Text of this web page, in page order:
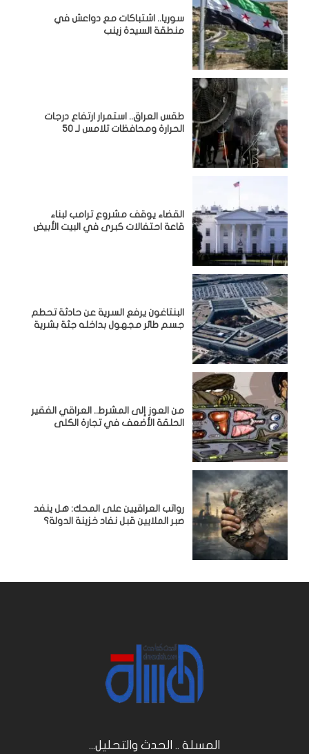
سوريا.. اشتباكات مع دواعش في
منطقة السيدة زينب
طقس العراق.. استمرار ارتفاع درجات
الحرارة ومحافظات تلامس لـ 50
القضاء يوقف مشروع ترامب لبناء
قاعة احتفالات كبرى في البيت الأبيض
البنتاغون يرفع السرية عن حادثة تحطم
جسم طائر مجهول بداخله جثة بشرية
من العوز إلى المشرط.. العراقي الفقير
الحلقة الأضعف في تجارة الكلى
رواتب العراقيين على المحك: هل ينفد
صبر الملايين قبل نفاد خزينة الدولة؟
المسلة .. الحدث والتحليل...